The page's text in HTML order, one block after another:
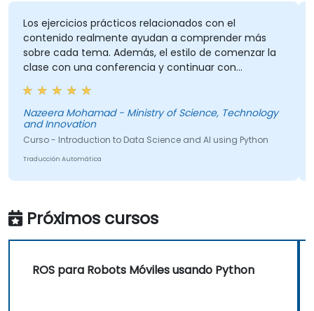
ejercicios prácticos relacionados con el
realmente ayudan a comprender más
cada tema. Además, el estilo de comenzar la
con una conferencia y continuar con
prácticos es bueno y útil para relacionarlo
la conferencia presentada anteriormente.
Mohamad - Ministry of Science, Technology
Innovation
- Introduction to Data Science and AI using Python
Automática
Próximos cursos
ROS para Robots Móviles usando Python